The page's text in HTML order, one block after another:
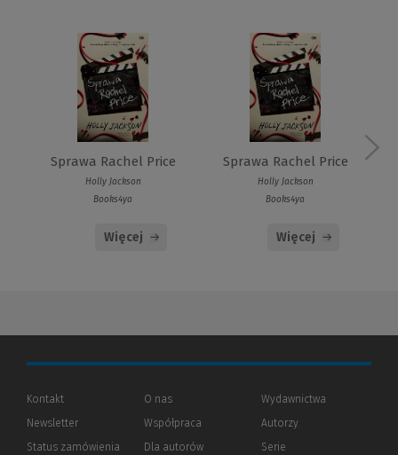
Sprawa Rachel Price
Holly Jackson
Books4ya
Więcej
Sprawa Rachel Price
Holly Jackson
Books4ya
Więcej
Kontakt
Newsletter
Status zamówienia
O nas
Współpraca
Dla autorów(Nowe
(Link
Wydawnictwa
Autorzy
Serie